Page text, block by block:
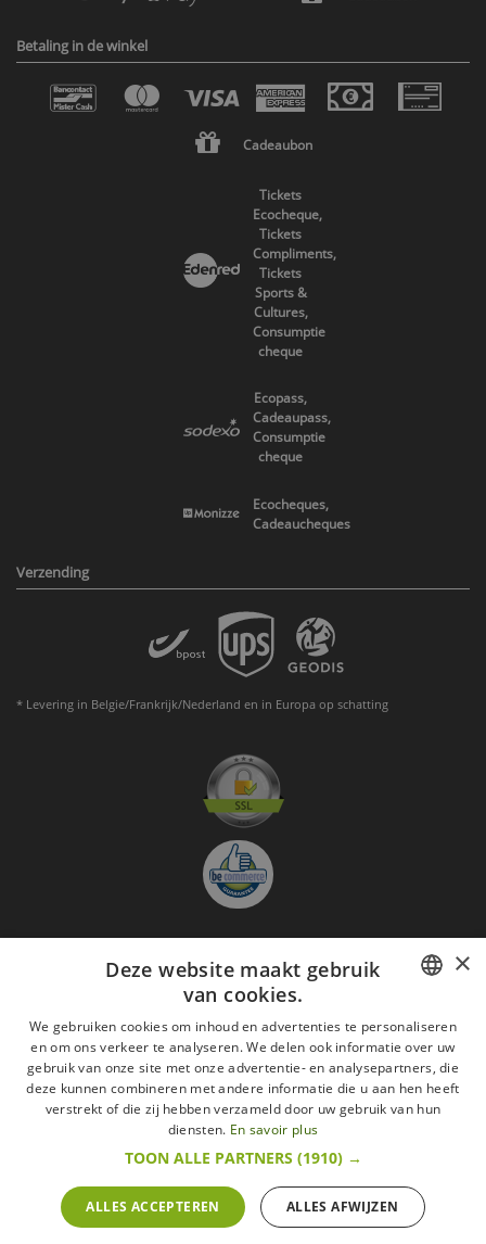
Betaling in de winkel
Cadeaubon
Tickets
Ecocheque,
Tickets
Compliments,
Tickets
Sports &
Cultures,
Consumptie
cheque
Ecopass,
Cadeaupass,
Consumptie
cheque
Ecocheques,
Cadeaucheques
Verzending
* Levering in Belgie/Frankrijk/Nederland en in Europa op schatting
Aanmelden nieuwsbrief
GO
Ik ga akkoord metde Wettelijke vermeldingen
Alle merken
Algemene verkoopsvoorwaarden
Wettelijke vermeldingen
withdrawal rights
Veelgestelde vragen
Alle rechten voorbehouden ©2015 Les Secrets du Chef/Alle prijzen op deze website
zijn met alle belastingen inbegrepen.
De Belgische wetgeving van 6 april 2010 geeft de consument het recht om binnen 14
werkdagen op een aankoop terug te komen.
FRENCH
ENGLISH
×
Deze website maakt gebruik
van cookies.
We gebruiken cookies om inhoud en advertenties te personaliseren
en om ons verkeer te analyseren. We delen ook informatie over uw
gebruik van onze site met onze advertentie- en analysepartners, die
deze kunnen combineren met andere informatie die u aan hen heeft
verstrekt of die zij hebben verzameld door uw gebruik van hun
diensten. En savoir plus
TOON ALLE PARTNERS (1910) →
ALLES ACCEPTEREN ALLES AFWIJZEN